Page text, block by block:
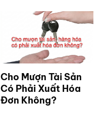
Cho Mượn Tài Sản
Có Phải Xuất Hóa
Đơn Không?